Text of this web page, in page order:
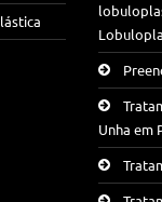
Unha em